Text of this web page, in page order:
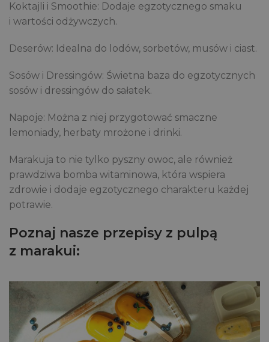
Koktajli i Smoothie: Dodaje egzotycznego smaku
i wartości odżywczych.
Deserów: Idealna do lodów, sorbetów, musów i ciast.
Sosów i Dressingów: Świetna baza do egzotycznych
sosów i dressingów do sałatek.
Napoje: Można z niej przygotować smaczne
lemoniady, herbaty mrożone i drinki.
Marakuja to nie tylko pyszny owoc, ale również
prawdziwa bomba witaminowa, która wspiera
zdrowie i dodaje egzotycznego charakteru każdej
potrawie.
Poznaj nasze przepisy z pulpą
z marakui: